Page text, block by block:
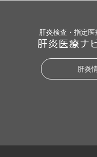
肝炎検査・指定医
肝炎医療ナ
肝炎